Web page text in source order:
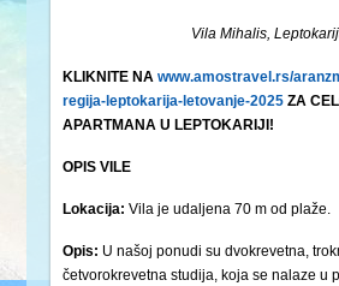
Vila Mihalis,
KLIKNITE NAwww.amostravel.rs/
regija-leptokarija-letovanje-2025 ZA
APARTMANA U LEPTOKARIJI!
OPIS VILE
Lokacija: Vila je udaljena 70 m od plaže.
Opis: U našoj ponudi su dvokrevetna,
četvorokrevetna studija, koja se nalaze u